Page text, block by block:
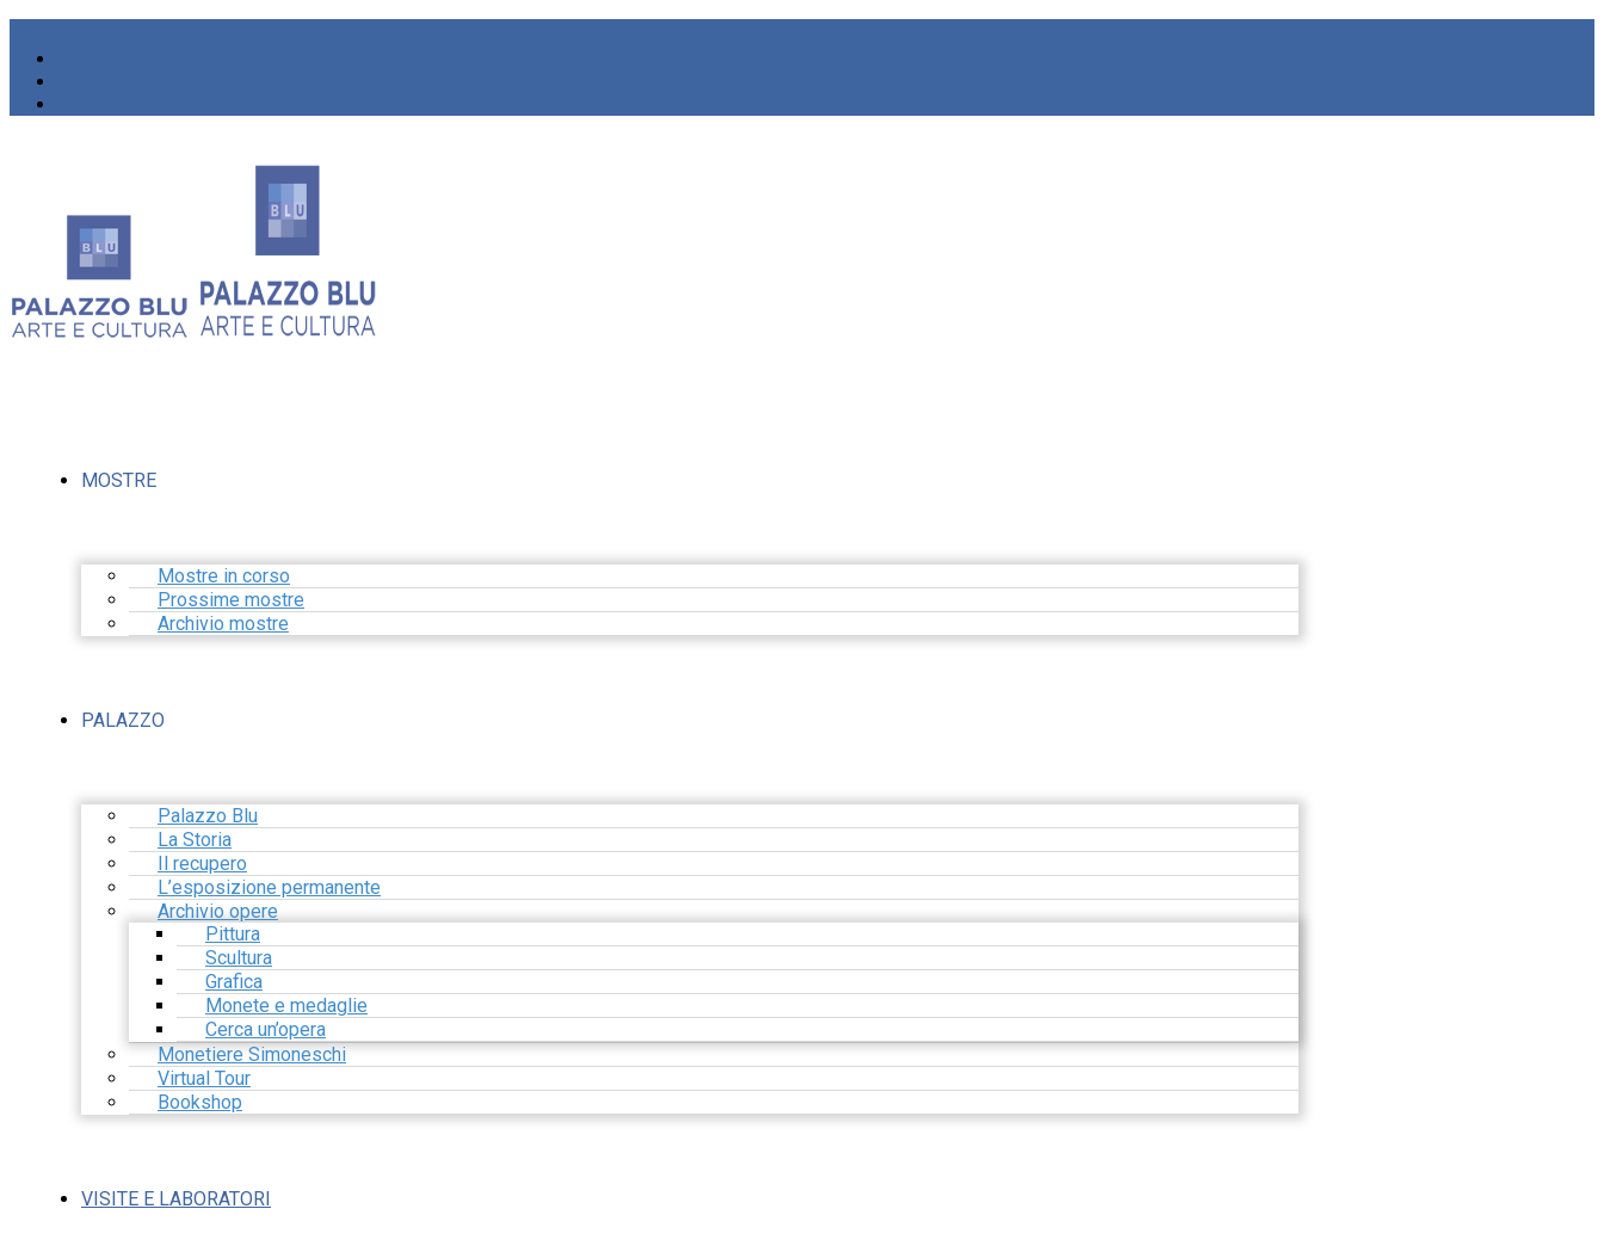
MOSTRE
Mostre in corso
Prossime mostre
Archivio mostre
PALAZZO
Palazzo Blu
La Storia
Il recupero
L’esposizione permanente
Archivio opere
Pittura
Scultura
Grafica
Monete e medaglie
Cerca un’opera
Monetiere Simoneschi
Virtual Tour
Bookshop
VISITE E LABORATORI